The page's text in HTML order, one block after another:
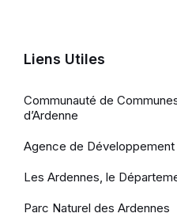
Liens Utiles
Communauté de
d’Ardenne
Agence de Développement
Les Ardennes, le
Parc Naturel des Ardennes